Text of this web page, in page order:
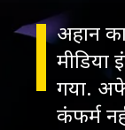
अहान
मीडिया
गया.
कंफर्म